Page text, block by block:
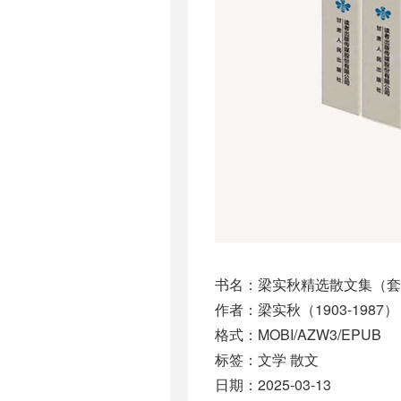
书名：梁实秋精选散文集（
作者：梁实秋（1903-1987）
格式：MOBI/AZW3/EPUB
标签：文学 散文
日期：2025-03-13